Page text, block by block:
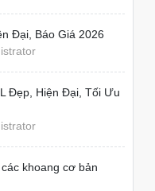
Đại, Báo Giá 2026
Đẹp, Hiện Đại, Tối Ưu
khoang cơ bản